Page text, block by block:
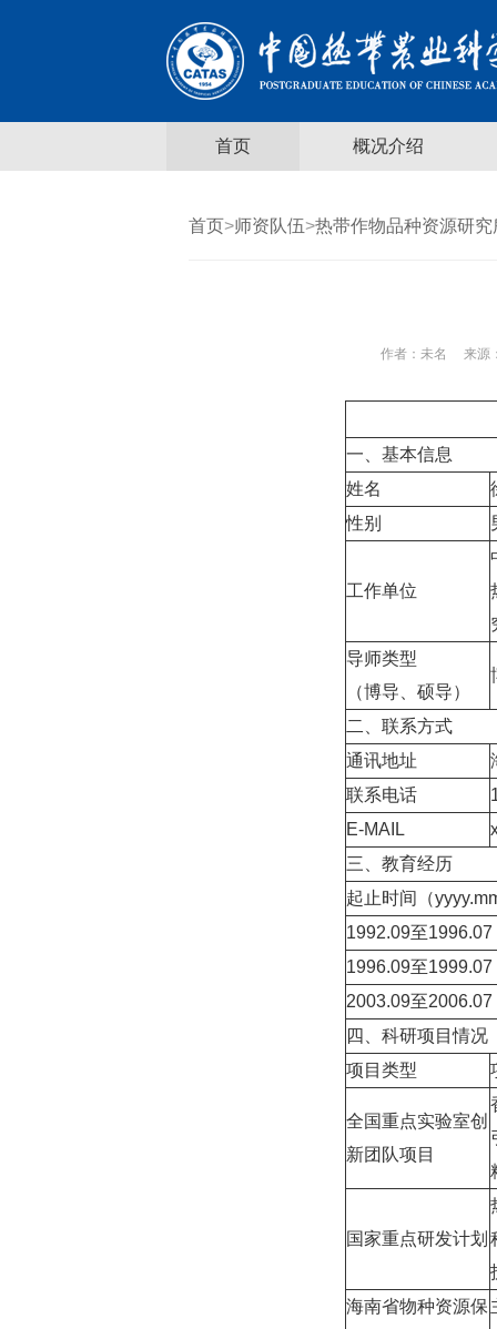
首页 概况介绍
首页>师资队伍>热带作物品种资源研究
作者： 未名 来源
一、基本信息
姓名
性别
工作单位
导师类型
（博导、硕导）
二、联系方式
通讯地址
联系电话
E-MAIL
三、教育经历
起止时间（
1992.09至1996.07
1996.09至1999.07
2003.09至2006.07
四、科研项目情况
项目类型
全国重点实验室创
新团队项目
国家重点研发计划
海南省物种资源保